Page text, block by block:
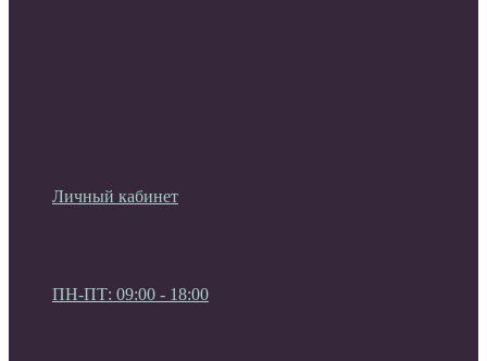
Личный кабинет
ПН-ПТ: 09:00 - 18:00